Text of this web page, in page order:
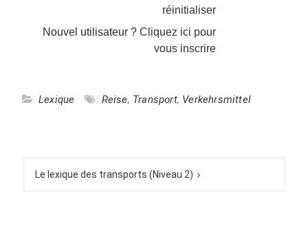
réinitialiser
Nouvel utilisateur ?Cliquez ici pour
vous inscrire
Lexique Reise, Transport, Verkehrsmittel
deLe lexique des transports (Niveau 2)